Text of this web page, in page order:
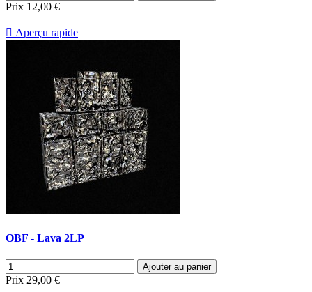
Prix 12,00 €
 Aperçu rapide
OBF - Lava 2LP
Ajouter au panier
Prix 29,00 €